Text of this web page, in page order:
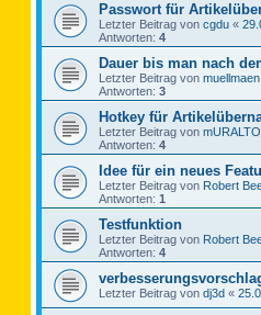
Passwort für
Letzter Beitrag von cgdu «
Antworten: 4
Dauer bis man nach
Letzter Beitrag von muellmaen
Antworten: 3
Hotkey für
Letzter Beitrag von
Antworten: 4
Idee für ein neues
Letzter Beitrag von Robert
Antworten: 1
Testfunktion
Letzter Beitrag von Robert
Antworten: 4
Letzter Beitrag von dj3d «